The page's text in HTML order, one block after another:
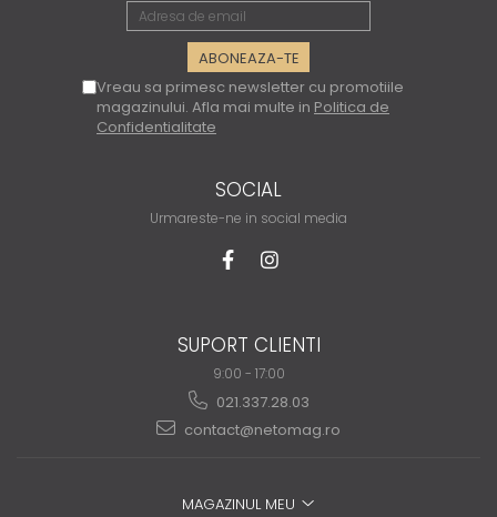
Vreau sa primesc newsletter cu promotiile
magazinului. Afla mai multe in Politica de
Confidentialitate
SOCIAL
Urmareste-ne in social media
SUPORT CLIENTI
9:00 - 17:00
021.337.28.03
contact@netomag.ro
MAGAZINUL MEU